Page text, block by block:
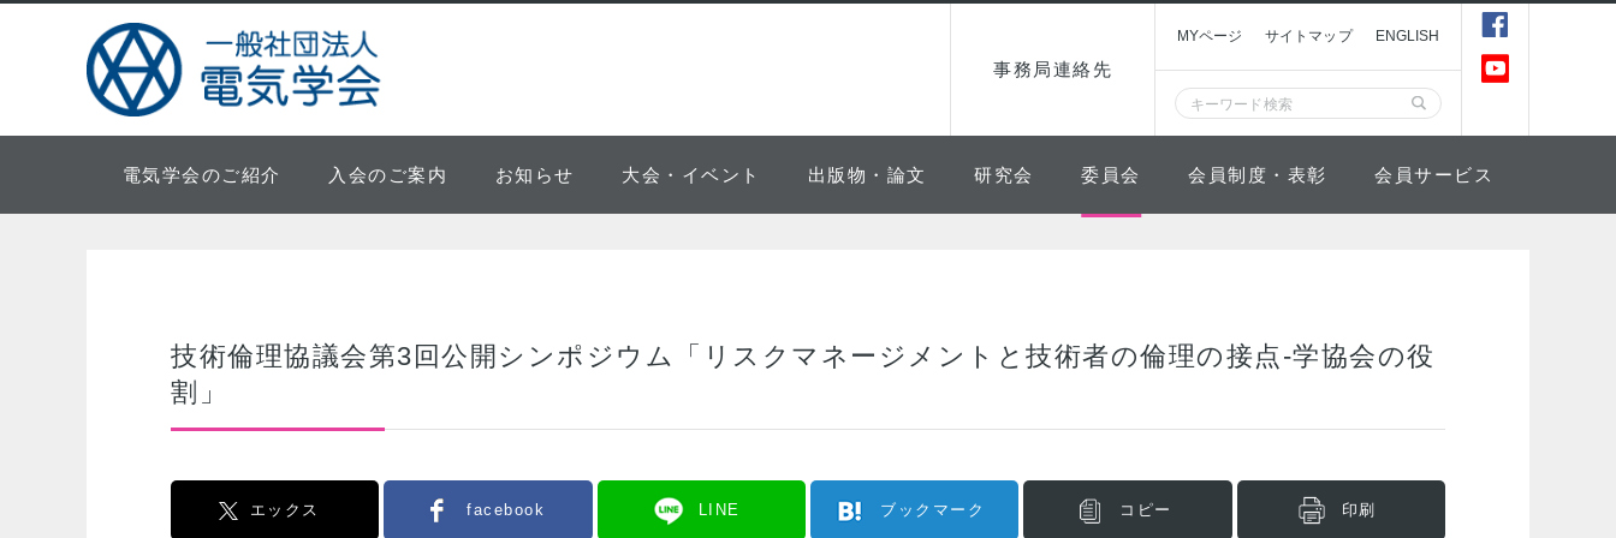
事務局連絡先
MYページ サイトマップ ENGLISH
電気学会のご紹介 入会のご案内 お知らせ 大会・イベント 出版物・論文 研究会 委員会 会員制度・表彰 会員サービス
技術倫理協議会第3回公開シンポジウム「リスクマネージメントと技術者の倫理の接点-学協会の役
割」
エックス facebook LINE ブックマーク コピー 印刷